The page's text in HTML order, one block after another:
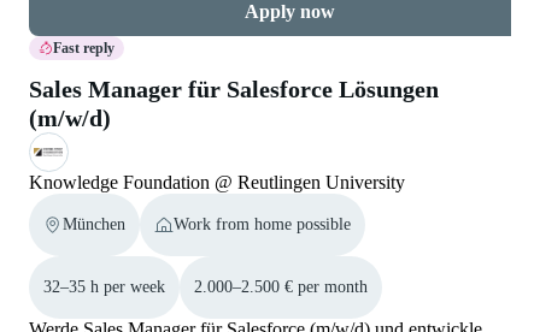
Apply now
Fast reply
Sales Manager für Salesforce Lösungen
(m/w/d)
Knowledge Foundation @ Reutlingen University
München Work from home possible
32–35 h per week 2.000–2.500 € per month